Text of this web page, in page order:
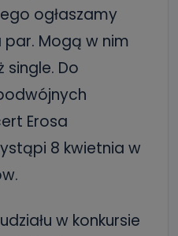
ogłaszamy
par. Mogą w nim
single. Do
Erosa
8 kwietnia w
w konkursie